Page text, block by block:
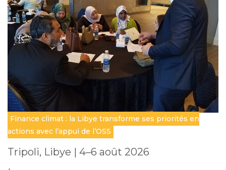
Finance climat : la Libye transforme ses priorités en
actions avec l’appui de l’OSS
Tripoli, Libye | 4–6 août 2026